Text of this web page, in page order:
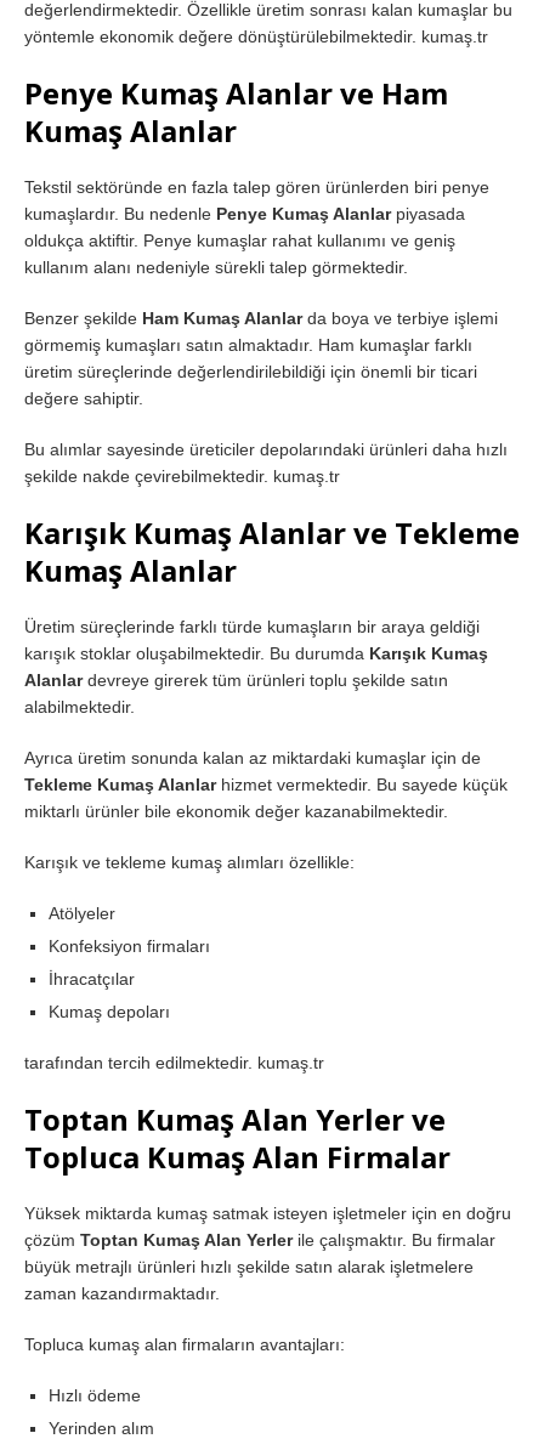
değerlendirmektedir. Özellikle üretim sonrası kalan kumaşlar bu
yöntemle ekonomik değere dönüştürülebilmektedir. kumaş.tr
Penye Kumaş Alanlar ve Ham
Kumaş Alanlar
Tekstil sektöründe en fazla talep gören ürünlerden biri penye
kumaşlardır. Bu nedenle Penye Kumaş Alanlarpiyasada
oldukça aktiftir. Penye kumaşlar rahat kullanımı ve geniş
kullanım alanı nedeniyle sürekli talep görmektedir.
Benzer şekilde Ham Kumaş Alanlarda boya ve terbiye işlemi
görmemiş kumaşları satın almaktadır. Ham kumaşlar farklı
üretim süreçlerinde değerlendirilebildiği için önemli bir ticari
değere sahiptir.
Bu alımlar sayesinde üreticiler depolarındaki ürünleri daha hızlı
şekilde nakde çevirebilmektedir. kumaş.tr
Karışık Kumaş Alanlar ve Tekleme
Kumaş Alanlar
Üretim süreçlerinde farklı türde kumaşların bir araya geldiği
karışık stoklar oluşabilmektedir. Bu durumda Karışık Kumaş
Alanlardevreye girerek tüm ürünleri toplu şekilde satın
alabilmektedir.
Ayrıca üretim sonunda kalan az miktardaki kumaşlar için de
Tekleme Kumaş Alanlarhizmet vermektedir. Bu sayede küçük
miktarlı ürünler bile ekonomik değer kazanabilmektedir.
Karışık ve tekleme kumaş alımları özellikle:
Atölyeler
Konfeksiyon firmaları
İhracatçılar
Kumaş depoları
tarafından tercih edilmektedir. kumaş.tr
Toptan Kumaş Alan Yerler ve
Topluca Kumaş Alan Firmalar
Yüksek miktarda kumaş satmak isteyen işletmeler için en doğru
çözüm Toptan Kumaş Alan Yerlerile çalışmaktır. Bu firmalar
büyük metrajlı ürünleri hızlı şekilde satın alarak işletmelere
zaman kazandırmaktadır.
Topluca kumaş alan firmaların avantajları:
Hızlı ödeme
Yerinden alım